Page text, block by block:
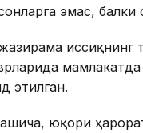
эмас, балки
иссиқнинг
этилган.
юқори